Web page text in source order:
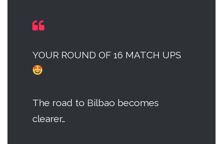
YOUR ROUND OF 16 MATCH UPS
The road to Bilbao becomes
clearer…